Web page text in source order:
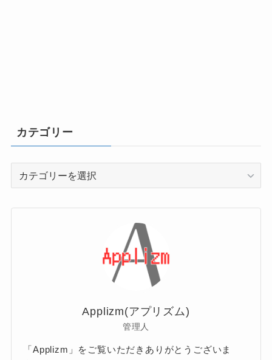
カテゴリー
Applizm(アプリズム)
管理人
「Applizm」をご覧いただきありがとうございま